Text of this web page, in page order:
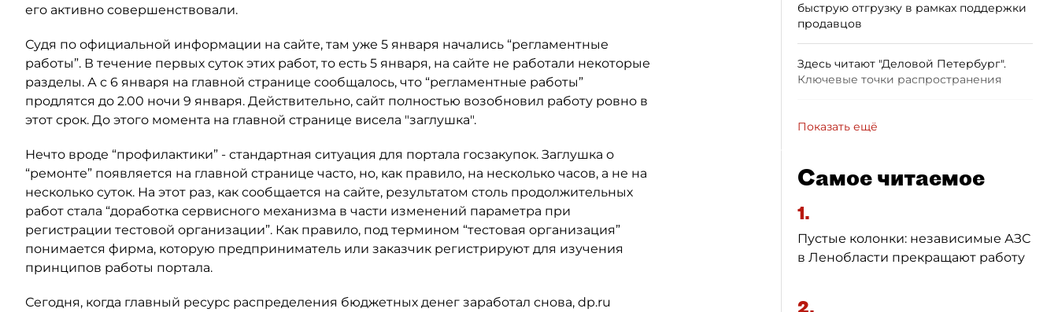
его активно совершенствовали.
Судя по официальной информации на сайте, там уже 5 января начались “регламентные
работы”. В течение первых суток этих работ, то есть 5 января, на сайте не работали некоторые
разделы. А с 6 января на главной странице сообщалось, что “регламентные работы”
продлятся до 2.00 ночи 9 января. Действительно, сайт полностью возобновил работу ровно в
этот срок. До этого момента на главной странице висела "заглушка".
Нечто вроде “профилактики” - стандартная ситуация для портала госзакупок. Заглушка о
“ремонте” появляется на главной странице часто, но, как правило, на несколько часов, а не на
несколько суток. На этот раз, как сообщается на сайте, результатом столь продолжительных
работ стала “доработка сервисного механизма в части изменений параметра при
регистрации тестовой организации”. Как правило, под термином “тестовая организация”
понимается фирма, которую предприниматель или заказчик регистрируют для изучения
принципов работы портала.
Сегодня, когда главный ресурс распределения бюджетных денег заработал снова, dp.ru
быструю отгрузку в рамках поддержки
продавцов
Здесь читают "Деловой Петербург".
Ключевые точки распространения
Показать ещё
Самое читаемое
1.
Пустые колонки: независимые АЗС
в Ленобласти прекращают работу
2.